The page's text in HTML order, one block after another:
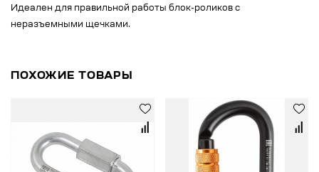
Идеален для правильной работы блок-роликов с
неразъемными щечками.
ПОХОЖИЕ ТОВАРЫ